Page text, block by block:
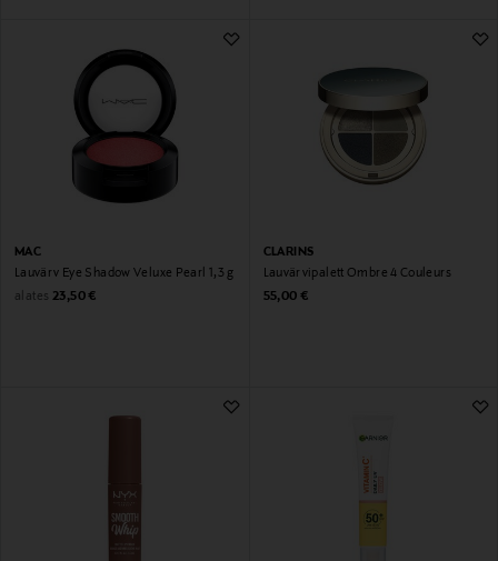
MAC
Lauvärv Eye Shadow Veluxe Pearl 1,3 g
alates Original Price
23,50 €
CLARINS
Lauvärvipalett Ombre 4 Couleurs
Original Price
55,00 €